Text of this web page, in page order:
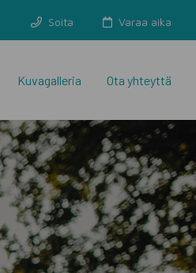
Soita Varaa aika
Kuvagalleria Ota yhteyttä